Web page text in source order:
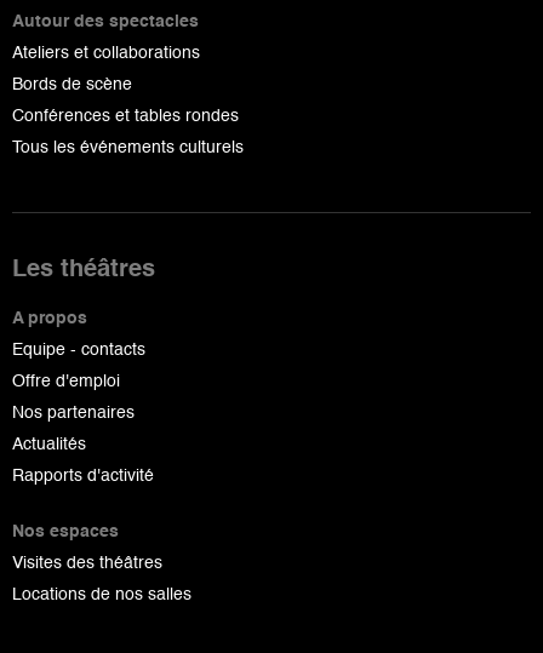
Autour des spectacles
Ateliers et collaborations
Bords de scène
Conférences et tables rondes
Tous les événements culturels
Les théâtres
A propos
Equipe - contacts
Offre d'emploi
Nos partenaires
Actualités
Rapports d'activité
Nos espaces
Visites des théâtres
Locations de nos salles